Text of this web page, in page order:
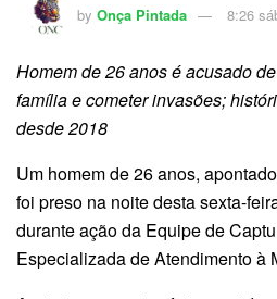
by Onça Pintada 8:26
Homem de 26 anos é acusado
família e cometer invasões;
desde 2018
Um homem de 26 anos,
foi preso na noite desta sexta-
durante ação da Equipe de
Especializada de Atendimento à